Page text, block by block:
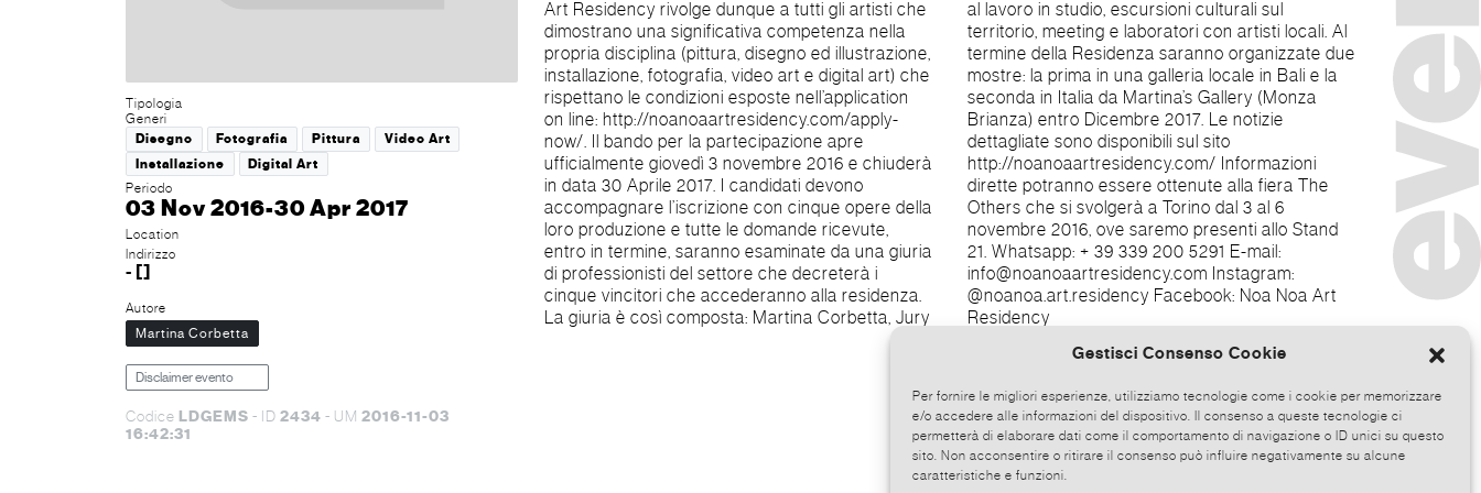
Gestisci Consenso Cookie
Per fornire le migliori esperienze, utilizziamo tecnologie come i cookie per memorizzare
e/o accedere alle informazioni del dispositivo. Il consenso a queste tecnologie ci
permetterà di elaborare dati come il comportamento di navigazione o ID unici su questo
sito. Non acconsentire o ritirare il consenso può influire negativamente su alcune
caratteristiche e funzioni.
Tipologia
Generi
Disegno
Fotografia Pittura
Video Art
Installazione
Digital Art
Periodo
03 Nov 2016-30 Apr 2017
Location
Indirizzo
- []
Autore
Martina Corbetta
Disclaimer evento
Codice LDGEMS - ID 2434 - UM 2016-11-03
16:42:31
Art Residency rivolge dunque a tutti gli artisti che
dimostrano una significativa competenza nella
propria disciplina (pittura, disegno ed illustrazione,
installazione, fotografia, video art e digital art) che
rispettano le condizioni esposte nell’application
on line: http://noanoaartresidency.com/apply-
now/. Il bando per la partecipazione apre
ufficialmente giovedì 3 novembre 2016 e chiuderà
in data 30 Aprile 2017. I candidati devono
accompagnare l’iscrizione con cinque opere della
loro produzione e tutte le domande ricevute,
entro in termine, saranno esaminate da una giuria
di professionisti del settore che decreterà i
cinque vincitori che accederanno alla residenza.
La giuria è così composta: Martina Corbetta, Jury
al lavoro in studio, escursioni culturali sul
territorio, meeting e laboratori con artisti locali. Al
termine della Residenza saranno organizzate due
mostre: la prima in una galleria locale in Bali e la
seconda in Italia da Martina’s Gallery (Monza
Brianza) entro Dicembre 2017. Le notizie
dettagliate sono disponibili sul sito
http://noanoaartresidency.com/ Informazioni
dirette potranno essere ottenute alla fiera The
Others che si svolgerà a Torino dal 3 al 6
novembre 2016, ove saremo presenti allo Stand
21. Whatsapp: + 39 339 200 5291 E-mail:
info@noanoaartresidency.com Instagram:
@noanoa.art.residency Facebook: Noa Noa Art
Residency